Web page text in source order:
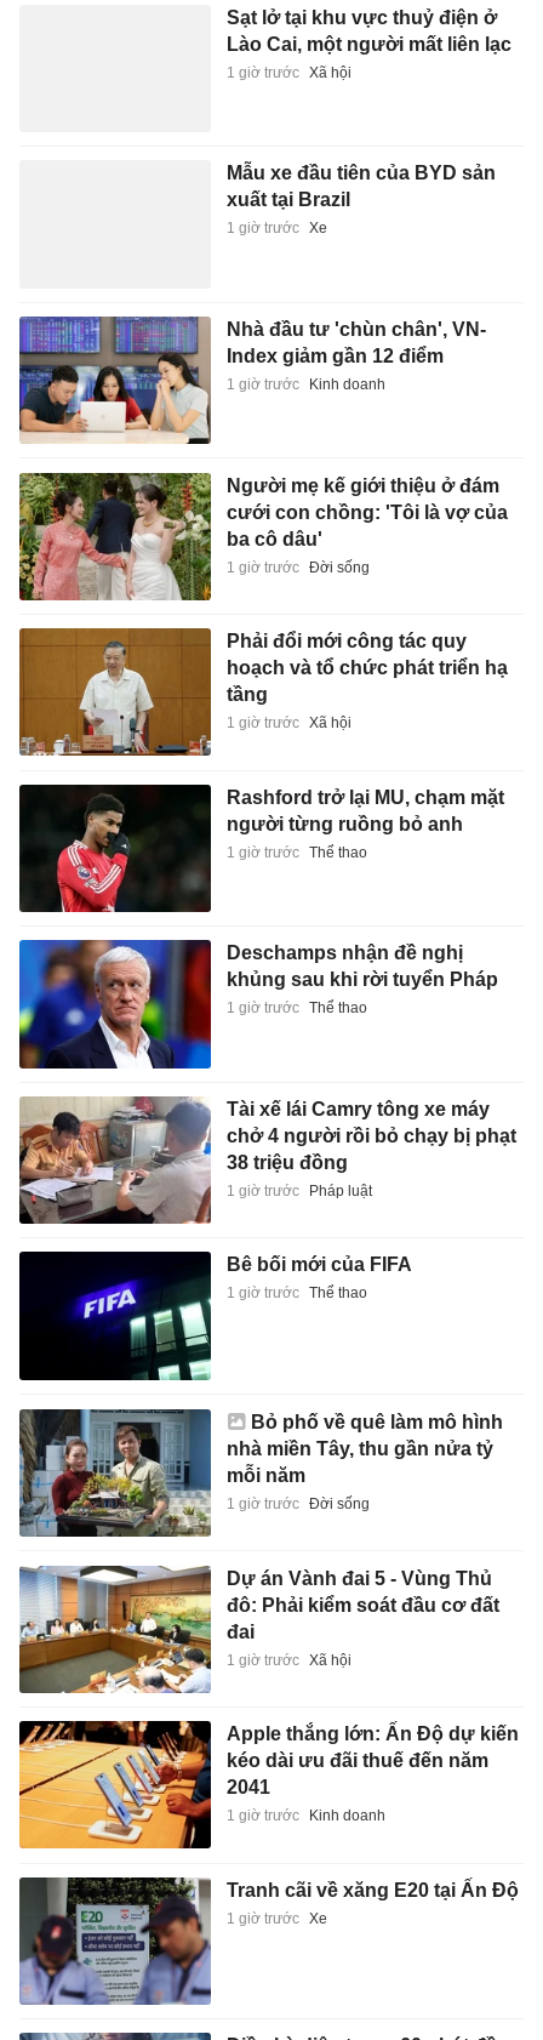
Sạt lở tại khu vực thuỷ điện ở
Lào Cai, một người mất liên lạc
1 giờ trước Xã hội
Mẫu xe đầu tiên của BYD sản
xuất tại Brazil
1 giờ trước Xe
Nhà đầu tư 'chùn chân', VN-
Index giảm gần 12 điểm
1 giờ trước Kinh doanh
Người mẹ kế giới thiệu ở đám
cưới con chồng: 'Tôi là vợ của
ba cô dâu'
1 giờ trước Đời sống
Phải đổi mới công tác quy
hoạch và tổ chức phát triển hạ
tầng
1 giờ trước Xã hội
Rashford trở lại MU, chạm mặt
người từng ruồng bỏ anh
1 giờ trước Thể thao
Deschamps nhận đề nghị
khủng sau khi rời tuyển Pháp
1 giờ trước Thể thao
Tài xế lái Camry tông xe máy
chở 4 người rồi bỏ chạy bị phạt
38 triệu đồng
1 giờ trước Pháp luật
Bê bối mới của FIFA
1 giờ trước Thể thao
Bỏ phố về quê làm mô hình
nhà miền Tây, thu gần nửa tỷ
mỗi năm
1 giờ trước Đời sống
Dự án Vành đai 5 - Vùng Thủ
đô: Phải kiểm soát đầu cơ đất
đai
1 giờ trước Xã hội
Apple thắng lớn: Ấn Độ dự kiến
kéo dài ưu đãi thuế đến năm
2041
1 giờ trước Kinh doanh
Tranh cãi về xăng E20 tại Ấn Độ
1 giờ trước Xe